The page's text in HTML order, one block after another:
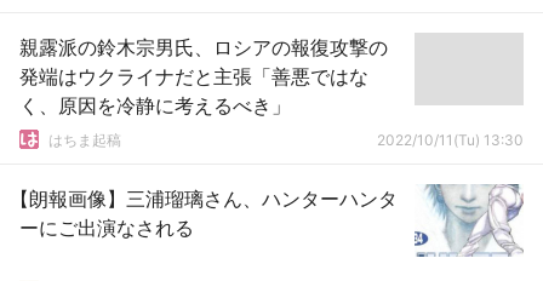
親露派の鈴木宗男氏、ロシアの報復攻撃の
発端はウクライナだと主張「善悪ではな
く、原因を冷静に考えるべき」
はちま起稿 2022/10/11(Tu) 13:30
【朗報画像】三浦瑠璃さん、ハンターハンタ
ーにご出演なされる